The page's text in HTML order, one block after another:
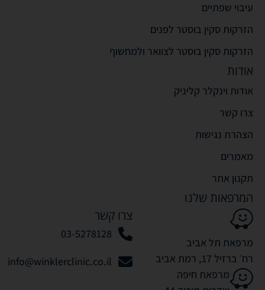
עיבוי שפתיים
הזרקות סקין בוסטר לפנים
הזרקות סקין בוסטר לצוואר ולמחשוף
אודות
אודות וינקלר קליניק
צרו קשר
הצהרת נגישות
מאמרים
תקנון אתר
המרפאות שלנו
מרפאת תל אביב
רח׳ ברזיל 17, רמת אביב
מרפאת חיפה
צרו קשר
03-5278128
info@winklerclinic.co.il